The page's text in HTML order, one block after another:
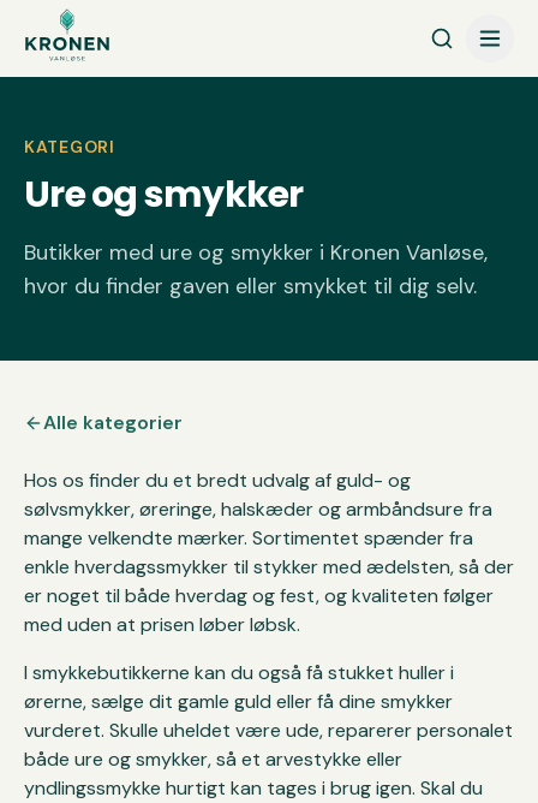
Spring til indhold
KATEGORI
Ure og smykker
Butikker med ure og smykker i Kronen Vanløse,
hvor du finder gaven eller smykket til dig selv.
Alle kategorier
Hos os finder du et bredt udvalg af guld- og
sølvsmykker, øreringe, halskæder og armbåndsure fra
mange velkendte mærker. Sortimentet spænder fra
enkle hverdagssmykker til stykker med ædelsten, så der
er noget til både hverdag og fest, og kvaliteten følger
med uden at prisen løber løbsk.
I smykkebutikkerne kan du også få stukket huller i
ørerne, sælge dit gamle guld eller få dine smykker
vurderet. Skulle uheldet være ude, reparerer personalet
både ure og smykker, så et arvestykke eller
yndlingssmykke hurtigt kan tages i brug igen. Skal du